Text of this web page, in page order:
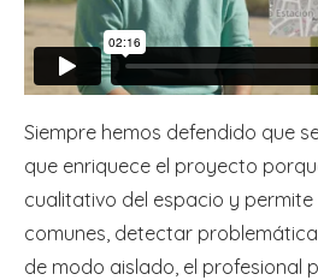
Siempre hemos defendido que
que enriquece el proyecto
cualitativo del espacio y
comunes, detectar
de modo aislado, el profesional